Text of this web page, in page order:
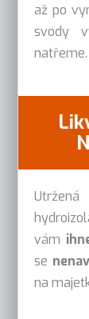
až po
svody
natřeme.
vám
se
na